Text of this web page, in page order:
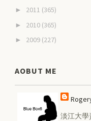
► 2011 (365)
► 2010 (365)
► 2009 (227)
AOBUT ME
淡江大學